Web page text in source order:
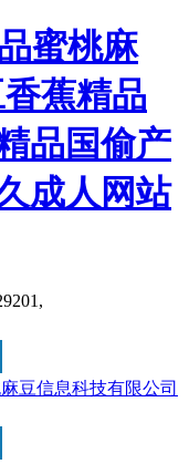
蜜桃麻
蕉精品
品国偷产
成人网站